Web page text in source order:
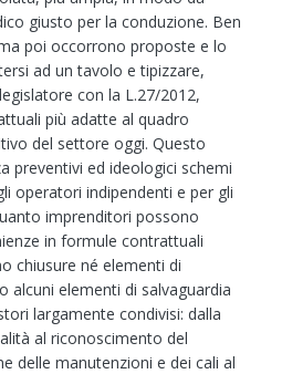
giusto per la conduzione. Ben
poi occorrono proposte e lo
ad un tavolo e tipizzare,
con la L.27/2012,
più adatte al quadro
del settore oggi. Questo
preventivi ed ideologici schemi
operatori indipendenti e per gli
imprenditori possono
in formule contrattuali
chiusure né elementi di
alcuni elementi di salvaguardia
largamente condivisi: dalla
al riconoscimento del
delle manutenzioni e dei cali al